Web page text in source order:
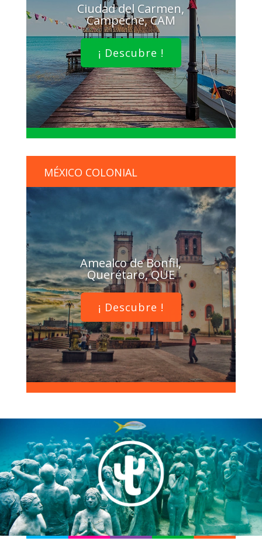
Ciudad del Carmen,
Campeche, CAM
¡ Descubre !
MÉXICO COLONIAL
Amealco de Bonfil,
Querétaro, QUE
¡ Descubre !